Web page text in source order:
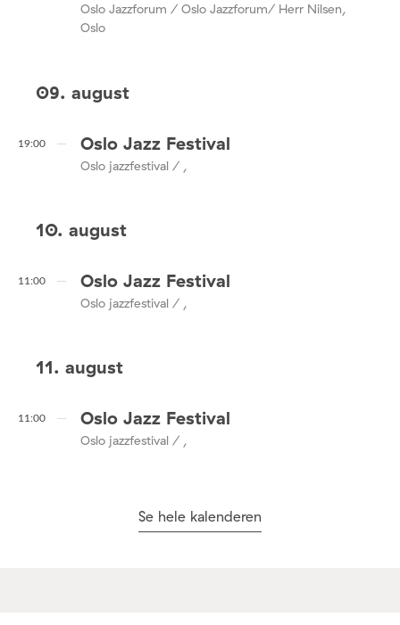
Oslo Jazzforum / Oslo Jazzforum/ Herr Nilsen,
Oslo
09. august
19:00 Oslo Jazz Festival
Oslo jazzfestival / ,
10. august
11:00 Oslo Jazz Festival
Oslo jazzfestival / ,
11. august
11:00 Oslo Jazz Festival
Oslo jazzfestival / ,
Se hele kalenderen